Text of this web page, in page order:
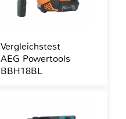
Vergleichstest
AEG Powertools
BBH18BL